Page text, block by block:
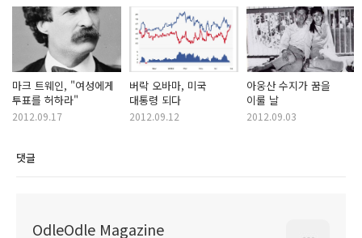
마크 트웨인, "여성에게
투표를 허하라"
2012.09.17
버락 오바마, 미국
대통령 되다
2012.09.12
아웅산 수지가 꿈을
이룰 날
2012.09.03
댓글
OdleOdle Magazine